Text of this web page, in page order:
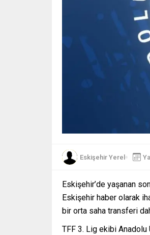
Eskişehir Yerel
Eskişehir’de yaşanan
Eskişehir haber olarak
bir orta saha transferi
TFF 3. Lig ekibi Anadolu